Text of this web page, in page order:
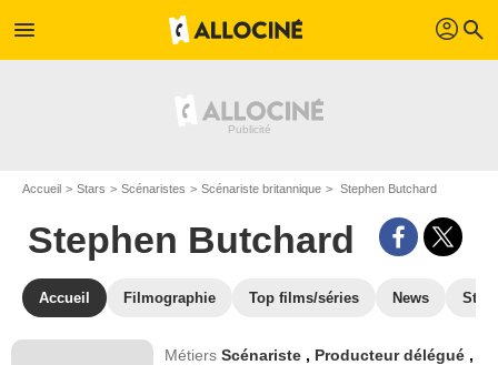
menu profil search
Accueil Stars Scénaristes Scénariste britannique Stephen Butchard
Stephen Butchard
Accueil Filmographie Top films/séries News
MétiersScénariste , Producteur délégué ,